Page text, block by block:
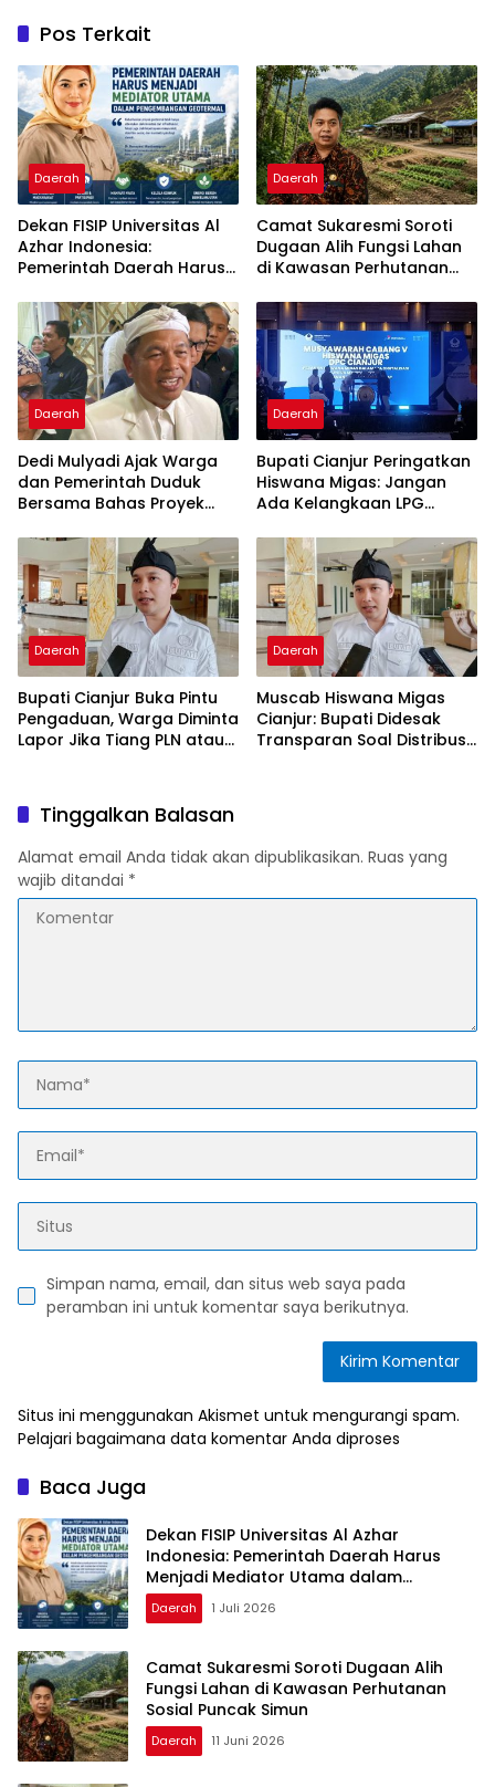
Pos Terkait
Daerah
Dekan FISIP Universitas Al
Azhar Indonesia:
Pemerintah Daerah Harus
dalam Pengembangan
Geotermal
Daerah
Camat Sukaresmi Soroti
Dugaan Alih Fungsi Lahan
di Kawasan Perhutanan
Daerah
Dedi Mulyadi Ajak Warga
dan Pemerintah Duduk
Bersama Bahas Proyek
Daerah
Bupati Cianjur Peringatkan
Hiswana Migas: Jangan
Ada Kelangkaan LPG
dan Spekulasi
Daerah
Bupati Cianjur Buka Pintu
Pengaduan, Warga Diminta
Lapor Jika Tiang PLN atau
Daerah
Muscab Hiswana Migas
Cianjur: Bupati Didesak
Transparan Soal Distribusi
Tinggalkan Balasan
Alamat email Anda tidak akan dipublikasikan. Ruas yang
wajib ditandai *
Simpan nama, email, dan situs web saya pada
peramban ini untuk komentar saya berikutnya.
Situs ini menggunakan Akismet untuk mengurangi spam.
Pelajari bagaimana data komentar Anda diproses
Baca Juga
Dekan FISIP Universitas Al Azhar
Indonesia: Pemerintah Daerah Harus
Menjadi Mediator Utama dalam
Pengembangan Geotermal
Daerah 1 Juli 2026
Camat Sukaresmi Soroti Dugaan Alih
Fungsi Lahan di Kawasan Perhutanan
Sosial Puncak Simun
Daerah 11 Juni 2026